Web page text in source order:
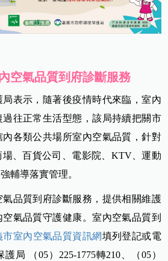
空氣品質到府診斷服務
表示，隨著後疫情時代來臨，室內
往正常生活型態，該局持續把關市
內各類公共場所室內空氣品質，針對
場、百貨公司、電影院、KTV、運動
輔導落實管理。
品質到府診斷服務，提供相關維護
氣品質守護健康。室內空氣品質到
市室內空氣品質資訊網填列登記或電
局 （05）225-1775轉210、（05）